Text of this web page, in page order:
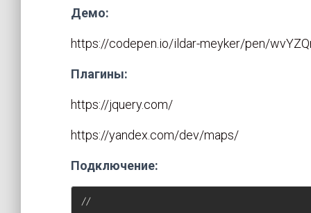
Демо:
https://codepen.io/ildar-meyker/pen/
Плагины:
https://jquery.com/
https://yandex.com/dev/maps/
Подключение:
//